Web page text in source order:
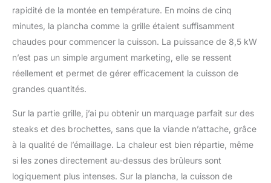
rapidité de la montée en température. En moins de cinq
minutes, la plancha comme la grille étaient suffisamment
chaudes pour commencer la cuisson. La puissance de 8,5 kW
n’est pas un simple argument marketing, elle se ressent
réellement et permet de gérer efficacement la cuisson de
grandes quantités.
Sur la partie grille, j’ai pu obtenir un marquage parfait sur des
steaks et des brochettes, sans que la viande n’attache, grâce
à la qualité de l’émaillage. La chaleur est bien répartie, même
si les zones directement au-dessus des brûleurs sont
logiquement plus intenses. Sur la plancha, la cuisson de